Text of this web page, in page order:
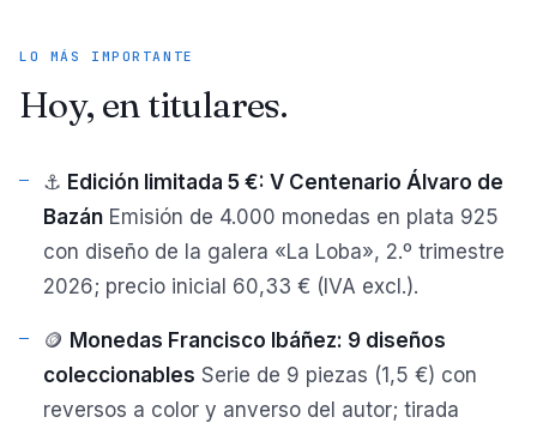
LO MÁS IMPORTANTE
Hoy, en titulares.
⚓ Edición limitada 5 €: V Centenario Álvaro de
Bazán Emisión de 4.000 monedas en plata 925
con diseño de la galera «La Loba», 2.º trimestre
2026; precio inicial 60,33 € (IVA excl.).
🪙 Monedas Francisco Ibáñez: 9 diseños
coleccionables Serie de 9 piezas (1,5 €) con
reversos a color y anverso del autor; tirada